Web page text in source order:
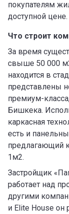
покупателям
доступной цене.
Что строит
За время
свыше 50 000
находится в
представлены
премиум-
Бишкека.
каркасная
есть и
предлагающий
1м2.
Застройщик
работает над
другими
и Elite House